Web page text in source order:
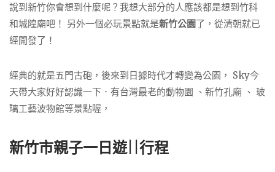
說到新竹你會想到什麼呢？我想大部分的人應該都是想到竹科
和城隍廟吧！ 另外一個必玩景點就是新竹公園了，從清朝就已
經開發了！
經典的就是五門古砲，後來到日據時代才轉變為公園， Sky今
天帶大家好好認識一下．有台灣最老的動物園 、新竹孔廟 、 玻
璃工藝波物館等景點喔，
新竹市親子一日遊||行程